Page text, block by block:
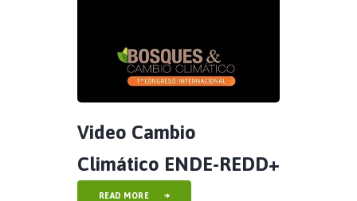
Video Cambio
Climático ENDE-REDD+
READ MORE